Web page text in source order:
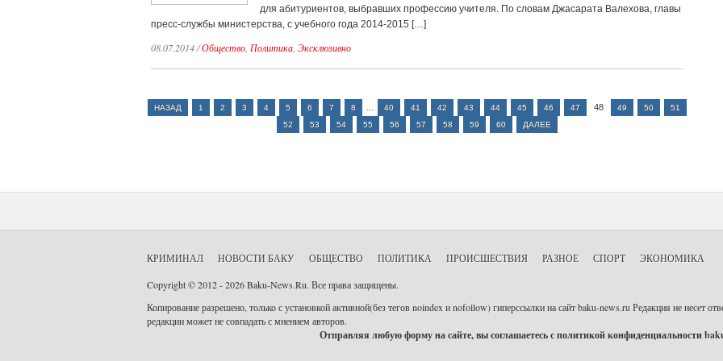
для абитуриентов, выбравших профессию учителя. По словам Джасарата Валехова, главы
пресс-службы министерства, с учебного года 2014-2015 […]
08.07.2014/Общество Политика Эксклюзивно
НАЗАД 1 2 3 4 5 6 7 8 40 41 42 43 44 45 46 47 48 49 50
51
52
53 54 55 56 57 58 59 60 ДАЛЕЕ
КРИМИНАЛ НОВОСТИ БАКУ ОБЩЕСТВО ПОЛИТИКА ПРОИСШЕСТВИЯ РАЗНОЕ СПОРТ ЭКОНОМИКА
Copyright © 2012 - 2026 Baku-News.Ru. Все права защищены.
Копирование разрешено, только с установкой активной(без тегов noindex и nofollow) гиперссылки на сайт baku-news.ru Редакция не несет
редакции может не совпадать с мнением авторов.
Отправляя любую форму на сайте, вы соглашаетесь с политикой конфиденциальности